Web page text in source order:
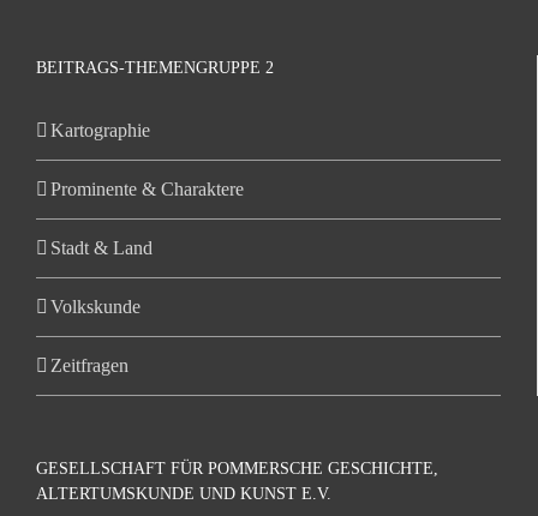
BEITRAGS-THEMENGRUPPE 2
Kartographie
Prominente & Charaktere
Stadt & Land
Volkskunde
Zeitfragen
GESELLSCHAFT FÜR POMMERSCHE GESCHICHTE,
ALTERTUMSKUNDE UND KUNST E.V.